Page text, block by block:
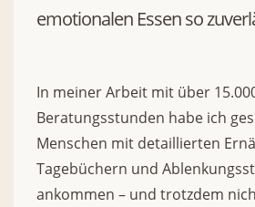
emotionalen Essen so
In meiner Arbeit mit über
Beratungsstunden habe ich
Menschen mit detaillierten
Tagebüchern und
ankommen – und trotzdem